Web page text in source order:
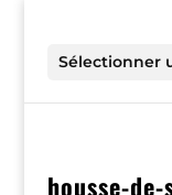
Sélectionner
housse-